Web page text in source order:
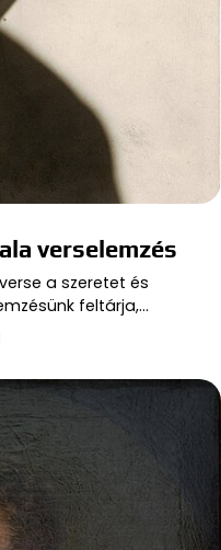
verselemzés
a szeretet és
feltárja,…